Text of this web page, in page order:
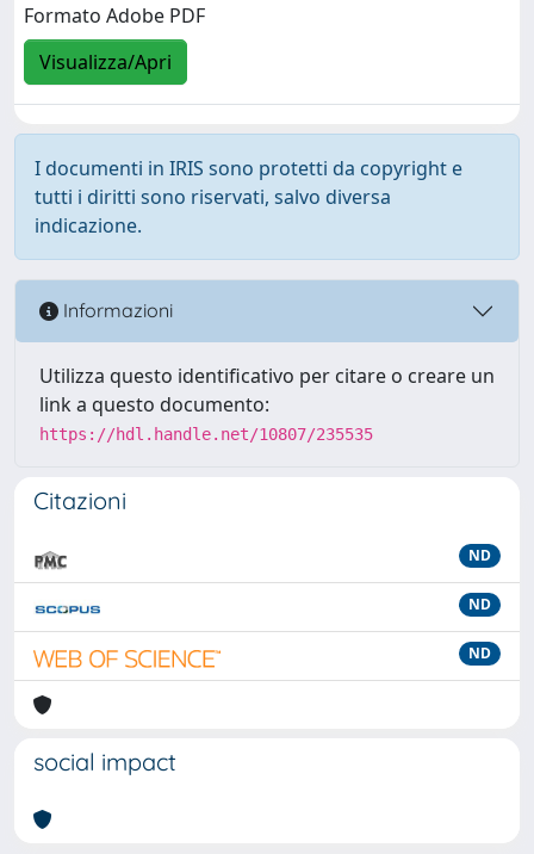
Formato Adobe PDF
Visualizza/Apri
I documenti in IRIS sono protetti da copyright e
tutti i diritti sono riservati, salvo diversa
indicazione.
Informazioni
Utilizza questo identificativo per citare o creare un
link a questo documento:
https://hdl.handle.net/10807/235535
Citazioni
ND
ND
ND
social impact